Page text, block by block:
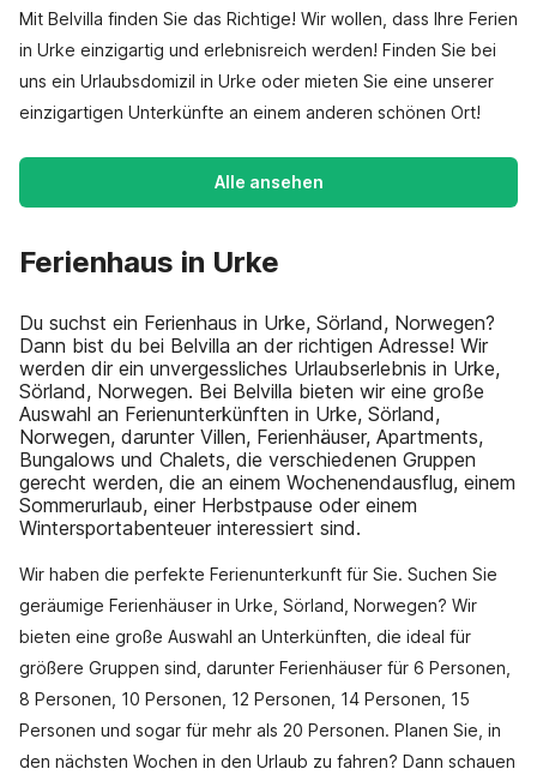
Mit Belvilla finden Sie das Richtige! Wir wollen, dass Ihre Ferien
in Urke einzigartig und erlebnisreich werden! Finden Sie bei
uns ein Urlaubsdomizil in Urke oder mieten Sie eine unserer
einzigartigen Unterkünfte an einem anderen schönen Ort!
Alle ansehen
Ferienhaus in Urke
Du suchst ein Ferienhaus in Urke, Sörland, Norwegen?
Dann bist du bei Belvilla an der richtigen Adresse! Wir
werden dir ein unvergessliches Urlaubserlebnis in Urke,
Sörland, Norwegen. Bei Belvilla bieten wir eine große
Auswahl an Ferienunterkünften in Urke, Sörland,
Norwegen, darunter Villen, Ferienhäuser, Apartments,
Bungalows und Chalets, die verschiedenen Gruppen
gerecht werden, die an einem Wochenendausflug, einem
Sommerurlaub, einer Herbstpause oder einem
Wintersportabenteuer interessiert sind.
Wir haben die perfekte Ferienunterkunft für Sie. Suchen Sie
geräumige Ferienhäuser in Urke, Sörland, Norwegen? Wir
bieten eine große Auswahl an Unterkünften, die ideal für
größere Gruppen sind, darunter Ferienhäuser für 6 Personen,
8 Personen, 10 Personen, 12 Personen, 14 Personen, 15
Personen und sogar für mehr als 20 Personen. Planen Sie, in
den nächsten Wochen in den Urlaub zu fahren? Dann schauen